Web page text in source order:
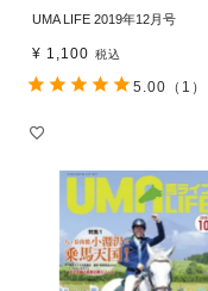
UMA LIFE 2019年12月号
¥ 1,100 税込
5.00 （1）